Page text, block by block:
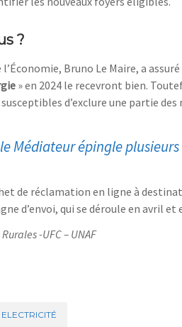
?
Bruno Le Maire, a assuré
» en 2024 le recevront bien.
d’exclure une partie des
Médiateur épingle
de réclamation en ligne à
d’envoi, qui se déroule en avril et
Rurales -UFC – UNAF
ELECTRICITÉ